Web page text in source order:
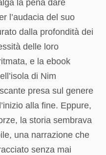
la pena dare
l’audacia del suo
dalla profondità dei
delle loro
e la ebook
di Nim
presa sul genere
alla fine. Eppure,
la storia sembrava
una narrazione che
senza mai